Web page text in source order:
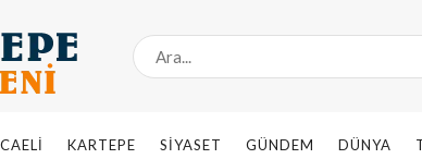
KARTEPE SIYASET GÜNDEM DÜNYA